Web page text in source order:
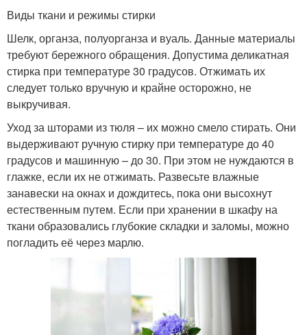
Виды ткани и режимы стирки
Шелк, органза, полуорганза и вуаль. Данные материалы
требуют бережного обращения. Допустима деликатная
стирка при температуре 30 градусов. Отжимать их
следует только вручную и крайне осторожно, не
выкручивая.
Уход за шторами из тюля – их можно смело стирать. Они
выдерживают ручную стирку при температуре до 40
градусов и машинную – до 30. При этом не нуждаются в
глажке, если их не отжимать. Развесьте влажные
занавески на окнах и дождитесь, пока они высохнут
естественным путем. Если при хранении в шкафу на
ткани образовались глубокие складки и заломы, можно
погладить её через марлю.